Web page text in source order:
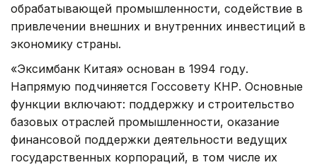
обрабатывающей промышленности, содействие в
привлечении внешних и внутренних инвестиций в
экономику страны.
«Эксимбанк Китая» основан в 1994 году.
Напрямую подчиняется Госсовету КНР. Основные
функции включают: поддержку и строительство
базовых отраслей промышленности, оказание
финансовой поддержки деятельности ведущих
государственных корпораций, в том числе их